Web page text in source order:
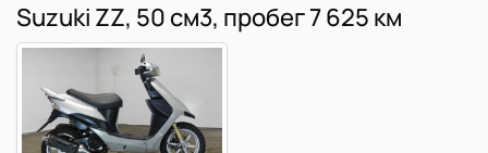
Suzuki ZZ, 50 см3, пробег 7 625 км